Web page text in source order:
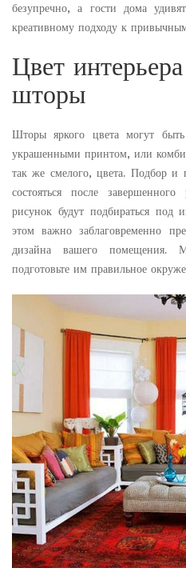
безупречно, а гости дома
креативному подходу к
Цвет
шторы
Шторы яркого цвета могут
украшенными принтом, или
так же смелого, цвета. Подбор и
состояться после
рисунок будут подбираться
этом важно заблаговременно
дизайна вашего помещения.
подготовьте им правильное